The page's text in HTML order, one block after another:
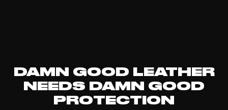
DAMN GOOD LEATHER
NEEDS DAMN GOOD
PROTECTION